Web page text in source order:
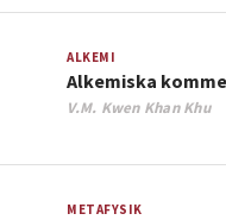
ALKEMI
Alkemiska
Author
V.M. Kwen Khan Khu
METAFYSIK